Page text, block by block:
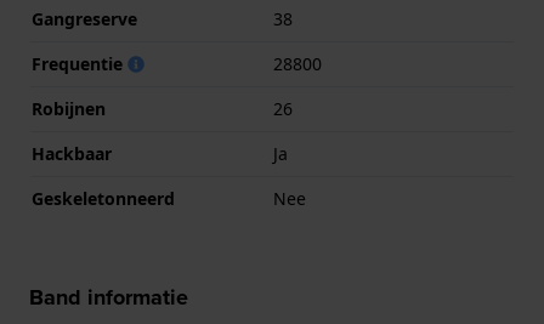
Gangreserve
38
Frequentie
28800
Robijnen
26
Hackbaar
Ja
Geskeletonneerd
Nee
Band informatie